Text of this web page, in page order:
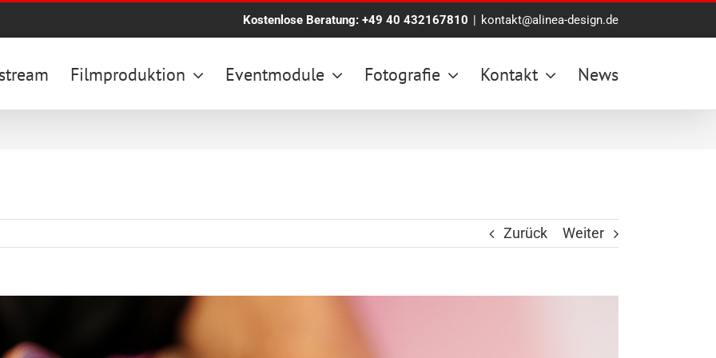
Kostenlose Beratung: +49 40 432167810 | kontakt@alinea-design.de
Filmproduktion Eventmodule Fotografie Kontakt News
Zurück Weiter